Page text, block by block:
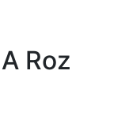
Roz